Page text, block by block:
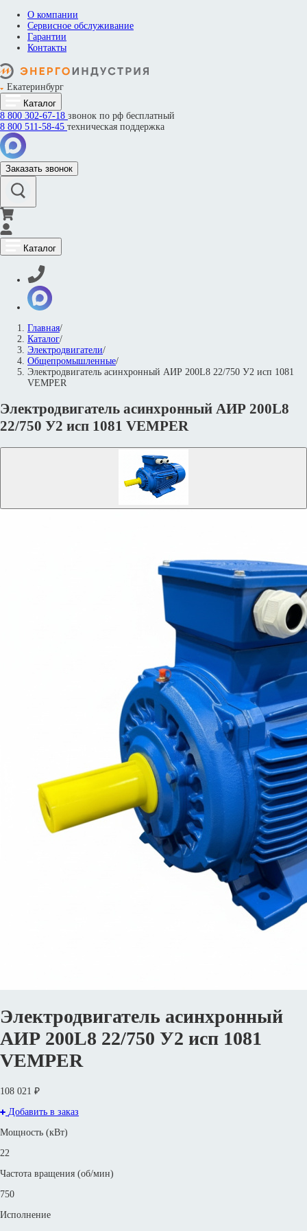
О компании
Сервисное обслуживание
Гарантии
Контакты
Екатеринбург
Каталог
8 800 302-67-18 звонок по рф бесплатный
8 800 511-58-45 техническая поддержка
Заказать звонок
Каталог
Главная/
Каталог/
Электродвигатели/
Общепромышленные/
Электродвигатель асинхронный АИР 200L8 22/750 У2 исп 1081
VEMPER
Электродвигатель асинхронный АИР 200L8
22/750 У2 исп 1081 VEMPER
Электродвигатель асинхронный
АИР 200L8 22/750 У2 исп 1081
VEMPER
108 021 ₽
Добавить в заказ
Мощность (кВт)
22
Частота вращения (об/мин)
750
Исполнение